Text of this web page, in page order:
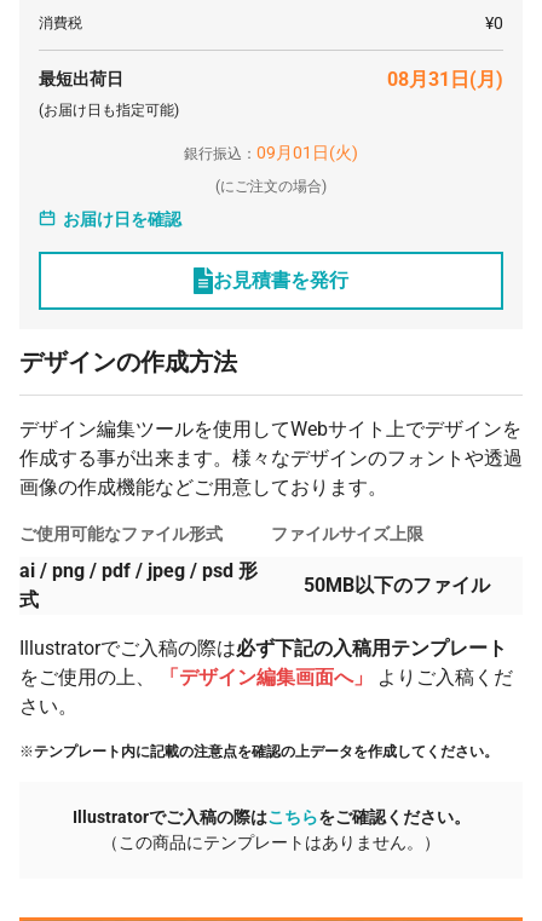
3000 枚 ¥12,348,000
消費税 ¥0
最短出荷日 08月31日(月)
(お届け日も指定可能)
銀行振込： 09月01日(火)
(にご注文の場合)
お届け日を確認
お見積書を発行
デザインの作成方法
デザイン編集ツールを使用してWebサイト上でデザインを
作成する事が出来ます。様々なデザインのフォントや透過
画像の作成機能などご用意しております。
ご使用可能なファイル形式
ai / png / pdf / jpeg / psd 形
式
ファイルサイズ上限
50MB以下のファイル
Illustratorでご入稿の際は必ず下記の入稿用テンプレート
をご使用の上、
「デザイン編集画面へ」
よりご入稿くだ
さい。
※テンプレート内に記載の注意点を確認の上データを作成してください。
Illustratorでご入稿の際はこちらをご確認ください。
（この商品にテンプレートはありません。）